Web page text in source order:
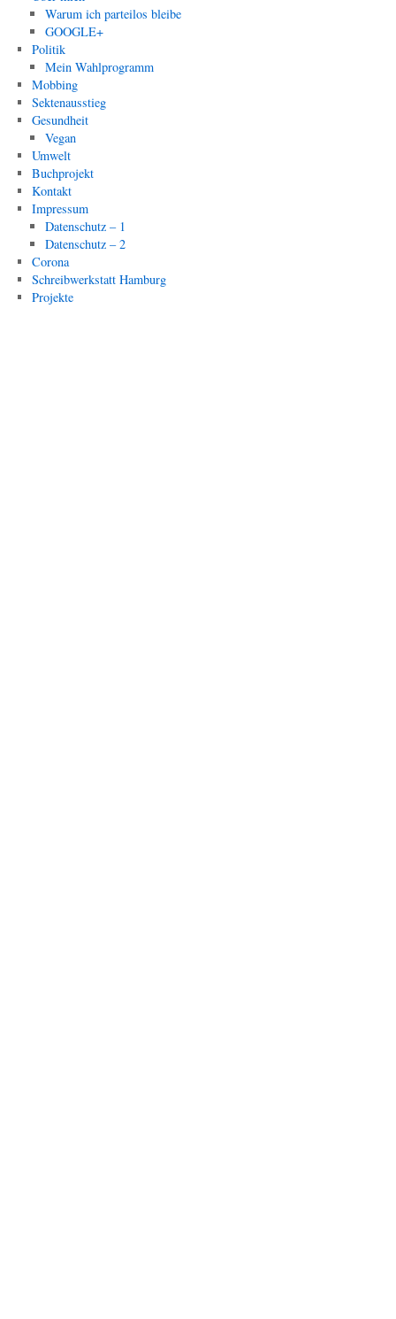
Warum ich parteilos bleibe
GOOGLE+
Politik
Mein Wahlprogramm
Mobbing
Sektenausstieg
Gesundheit
Vegan
Umwelt
Buchprojekt
Kontakt
Impressum
Datenschutz – 1
Datenschutz – 2
Corona
Schreibwerkstatt Hamburg
Projekte